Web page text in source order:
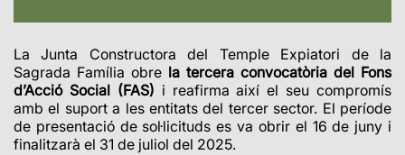
La Junta Constructora del Temple Expiatori de la
Sagrada Família obre la tercera convocatòria del Fons
d’Acció Social (FAS) i reafirma així el seu compromís
amb el suport a les entitats del tercer sector. El període
de presentació de sol·licituds es va obrir el 16 de juny i
finalitzarà el 31 de juliol del 2025.